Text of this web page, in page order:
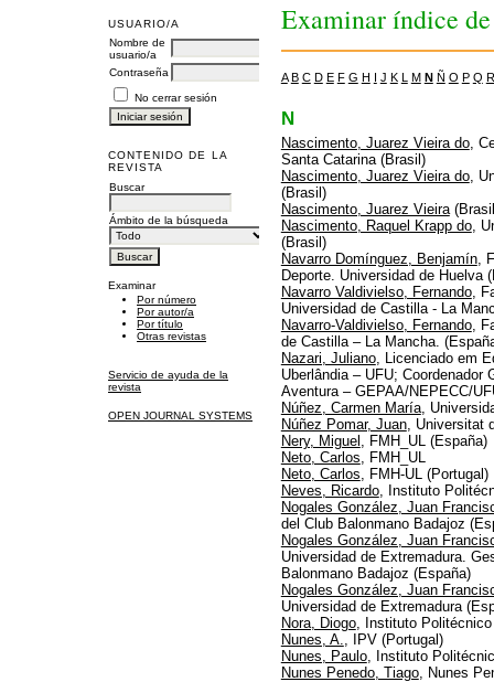
USUARIO/A
Nombre de
usuario/a
Contraseña
No cerrar sesión
CONTENIDO DE LA
REVISTA
Buscar
Ámbito de la búsqueda
Examinar
Por número
Por autor/a
Por título
Otras revistas
Servicio de ayuda de la
revista
OPEN JOURNAL SYSTEMS
Examinar índice
A B C D E F G H I J K L M N Ñ O P Q R
N
Nascimento, Juarez Vieira do,
Santa Catarina (Brasil)
Nascimento, Juarez Vieira do,
(Brasil)
Nascimento, Juarez Vieira
Nascimento, Raquel Krapp do,
(Brasil)
Navarro Domínguez, Benjamín,
Deporte. Universidad de Huelva
Navarro Valdivielso, Fernando,
Universidad de Castilla - La
Navarro-Valdivielso, Fernando,
de Castilla – La Mancha.
Nazari, Juliano, Licenciado em
Uberlândia – UFU;
Aventura – GEPAA/NEPECC/
Núñez, Carmen María,
Núñez Pomar, Juan, Universitat
Nery, Miguel , FMH_UL (España)
Neto, Carlos , FMH_UL
Neto, Carlos , FMH-UL (Portugal)
Neves, Ricardo, Instituto
Nogales González, Juan
del Club Balonmano Badajoz
Nogales González, Juan
Universidad de Extremadura.
Balonmano Badajoz (España)
Nogales González, Juan
Universidad de Extremadura
Nora, Diogo, Instituto
Nunes, A.
, IPV (Portugal)
Nunes, Paulo, Instituto
Nunes Penedo, Tiago, Nunes